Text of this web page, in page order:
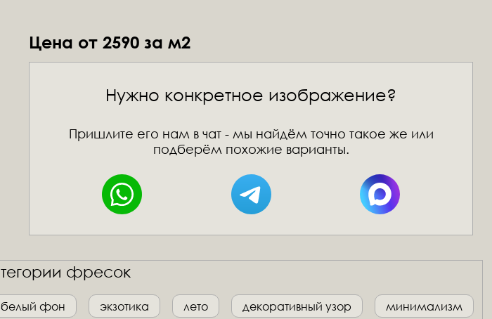
Цена от 2590 за м2
Нужно конкретное изображение?
Пришлите его нам в чат - мы найдём точно такое же или
подберём похожие варианты.
фресок
белый фон экзотика лето декоративный узор минимализм